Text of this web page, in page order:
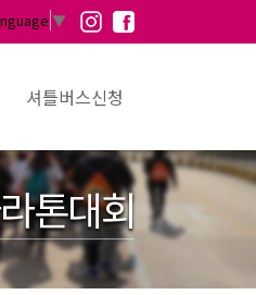
▼
셔틀버스신청
톤대회